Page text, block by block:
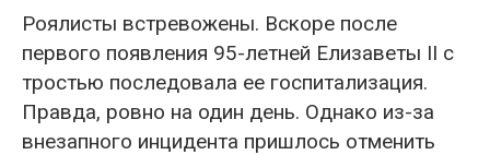
Роялисты встревожены. Вскоре после
первого появления 95-летней Елизаветы II с
тростью последовала ее госпитализация.
Правда, ровно на один день. Однако из-за
внезапного инцидента пришлось отменить